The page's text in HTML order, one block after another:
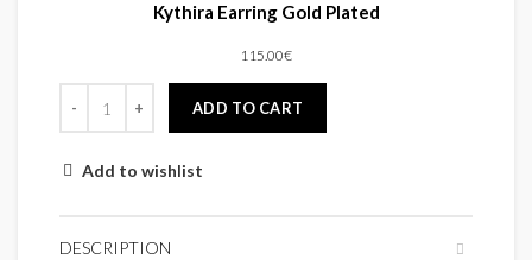
Kythira Earring Gold Plated
115.00€
ADD TO CART
Add to wishlist
DESCRIPTION